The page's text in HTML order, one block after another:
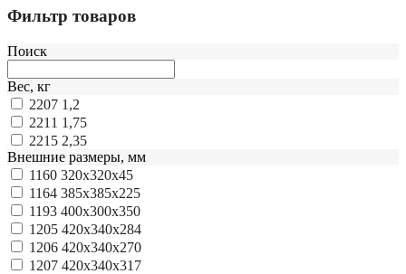
Фильтр товаров
Поиск
Вес, кг
2207 1,2
2211 1,75
2215 2,35
Внешние размеры, мм
1160 320x320x45
1164 385x385x225
1193 400x300x350
1205 420x340x284
1206 420х340х270
1207 420х340х317